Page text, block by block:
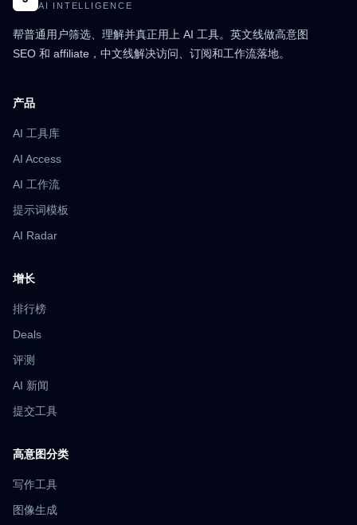
AI INTELLIGENCE
帮普通用户筛选、理解并真正用上 AI 工具。英文线做高意图
SEO 和 affiliate，中文线解决访问、订阅和工作流落地。
产品
AI 工具库
AI Access
AI 工作流
提示词模板
AI Radar
增长
排行榜
Deals
评测
AI 新闻
提交工具
高意图分类
写作工具
图像生成